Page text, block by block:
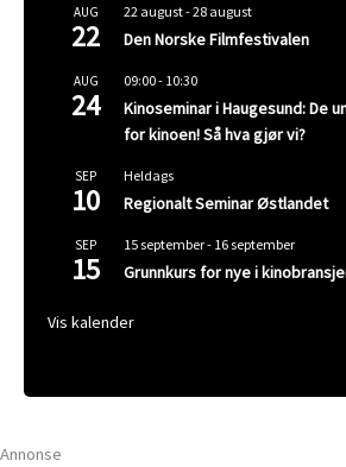
AUG
22
22 august-28 august
Den Norske Filmfestivalen
AUG
24
09:00- 10:30
Kinoseminar i Haugesund: De
for kinoen! Så hva gjør vi?
SEP
10
Heldags
Regionalt Seminar Østlandet
SEP
15
15 september- 16 september
Grunnkurs for nye i
Vis kalender
Annonse